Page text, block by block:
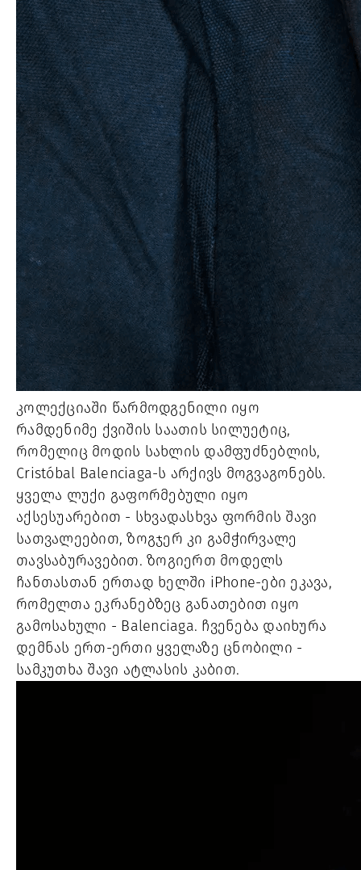
კოლექციაში წარმოდგენილი იყო
რამდენიმე ქვიშის საათის სილუეტიც,
რომელიც მოდის სახლის დამფუძნებლის,
Cristóbal Balenciaga-ს არქივს მოგვაგონებს.
ყველა ლუქი გაფორმებული იყო
აქსესუარებით - სხვადასხვა ფორმის შავი
სათვალეებით, ზოგჯერ კი გამჭირვალე
თავსაბურავებით. ზოგიერთ მოდელს
ჩანთასთან ერთად ხელში iPhone-ები ეკავა,
რომელთა ეკრანებზეც განათებით იყო
გამოსახული - Balenciaga. ჩვენება დაიხურა
დემნას ერთ-ერთი ყველაზე ცნობილი -
სამკუთხა შავი ატლასის კაბით.